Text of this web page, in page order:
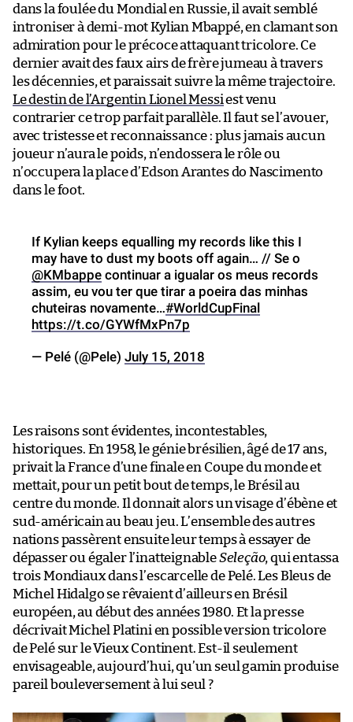
dans la foulée du Mondial en Russie, il avait semblé
introniser à demi-mot Kylian Mbappé, en clamant son
admiration pour le précoce attaquant tricolore. Ce
dernier avait des faux airs de frère jumeau à travers
les décennies, et paraissait suivre la même trajectoire.
Le destin de l’Argentin Lionel Messiest venu
contrarier ce trop parfait parallèle. Il faut se l’avouer,
avec tristesse et reconnaissance : plus jamais aucun
joueur n’aura le poids, n’endossera le rôle ou
n’occupera la place d’Edson Arantes do Nascimento
dans le foot.
If Kylian keeps equalling my records like this I
may have to dust my boots off again… // Se o
@KMbappe continuar a igualar os meus records
assim, eu vou ter que tirar a poeira das minhas
chuteiras novamente…#WorldCupFinal
https://t.co/GYWfMxPn7p
— Pelé (@Pele) July 15, 2018
Les raisons sont évidentes, incontestables,
historiques. En 1958, le génie brésilien, âgé de 17 ans,
privait la France d’une finale en Coupe du monde et
mettait, pour un petit bout de temps, le Brésil au
centre du monde. Il donnait alors un visage d’ébène et
sud-américain au beau jeu. L’ensemble des autres
nations passèrent ensuite leur temps à essayer de
dépasser ou égaler l’inatteignableSeleção, qui entassa
trois Mondiaux dans l’escarcelle de Pelé. Les Bleus de
Michel Hidalgo se rêvaient d’ailleurs en Brésil
européen, au début des années 1980. Et la presse
décrivait Michel Platini en possible version tricolore
de Pelé sur le Vieux Continent. Est-il seulement
envisageable, aujourd’hui, qu’un seul gamin produise
pareil bouleversement à lui seul ?